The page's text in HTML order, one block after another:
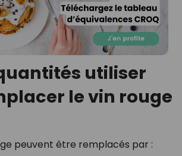
utiliser
le vin rouge
peuvent être remplacés par :